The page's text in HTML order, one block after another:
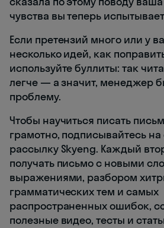
чувства вы теперь
Если претензий много или у
несколько идей, как
используйте буллиты: так
легче — а значит, менеджер
проблему.
Чтобы научиться писать
грамотно, подписывайтесь
рассылку Skyeng. Каждый
получать письмо с новыми
выражениями, разбором
грамматических тем и самых
распространенных ошибок,
полезные видео, тесты и